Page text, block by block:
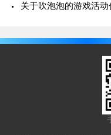
关于吹泡泡的游戏活